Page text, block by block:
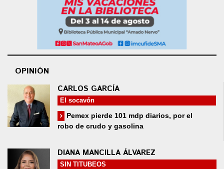
OPINIÓN
CARLOS GARCÍA
El socavón
Pemex pierde 101 mdp diarios, por el
robo de crudo y gasolina
DIANA MANCILLA ÁLVAREZ
SIN TITUBEOS